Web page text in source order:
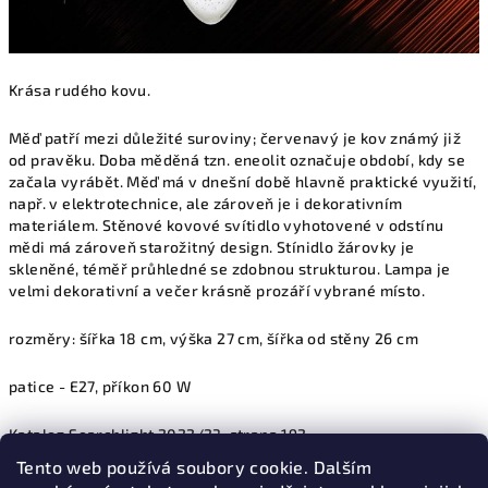
Tento web používá soubory cookie. Dalším
Krása rudého kovu.
Měď patří mezi důležité suroviny; červenavý je kov známý již
od pravěku. Doba měděná tzn. eneolit označuje období, kdy se
začala vyrábět. Měď má v dnešní době hlavně praktické využití,
např. v elektrotechnice, ale zároveň je i dekorativním
materiálem. Stěnové kovové svítidlo vyhotovené v odstínu
mědi má zároveň starožitný design. Stínidlo žárovky je
skleněné, téměř průhledné se zdobnou strukturou. Lampa je
velmi dekorativní a večer krásně prozáří vybrané místo.
rozměry: šířka 18 cm, výška 27 cm, šířka od stěny 26 cm
patice - E27, příkon 60 W
Katalog Searchlight 2022/23, strana 192